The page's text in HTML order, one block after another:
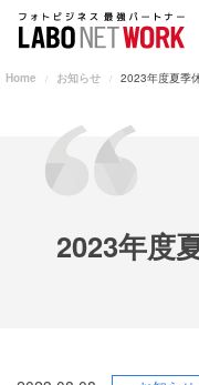
Home お知らせ 2023年度夏季
2023年度